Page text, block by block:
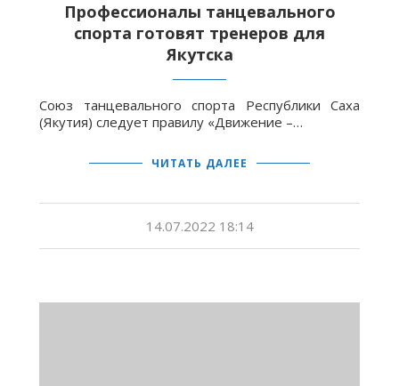
Профессионалы танцевального
спорта готовят тренеров для
Якутска
Союз танцевального спорта Республики Саха
(Якутия) следует правилу «Движение –…
ЧИТАТЬ ДАЛЕЕ
14.07.2022 18:14